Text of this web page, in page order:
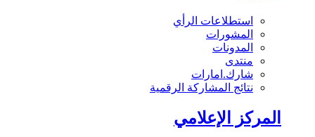
استطلاعات الرأي
المشورات
المدونات
منتدى
شارك.امارات
نتائج المشاركة الرقمية
المركز الإعلامي